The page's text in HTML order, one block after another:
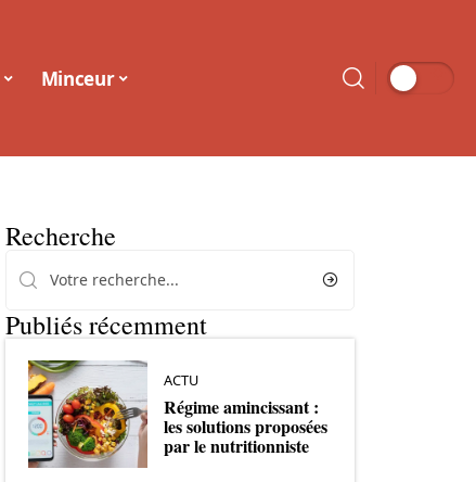
Minceur
Recherche
Publiés récemment
ACTU
Régime amincissant :
les solutions proposées
par le nutritionniste